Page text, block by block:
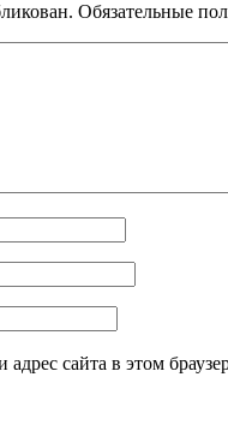
Обязательные
сайта в этом